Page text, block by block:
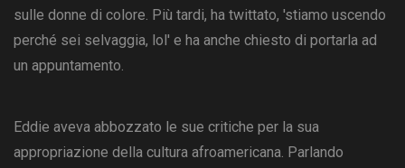
sulle donne di colore. Più tardi, ha twittato, 'stiamo uscendo
perché sei selvaggia, lol' e ha anche chiesto di portarla ad
un appuntamento.
Eddie aveva abbozzato le sue critiche per la sua
appropriazione della cultura afroamericana. Parlando